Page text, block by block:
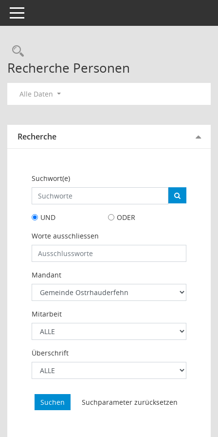
Toggle navigation
Rechercheauswahl
Recherche Personen
Alle Daten
Recherche
Suchwort(e)
UND
ODER
Worte ausschliessen
Mandant
Mitarbeit
Überschrift